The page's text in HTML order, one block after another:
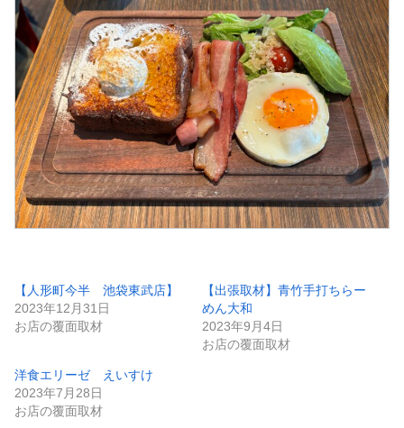
【人形町今半 池袋東武店】
2023年12月31日
お店の覆面取材
【出張取材】青竹手打ちらー
めん大和
2023年9月4日
お店の覆面取材
洋食エリーゼ えいすけ
2023年7月28日
お店の覆面取材